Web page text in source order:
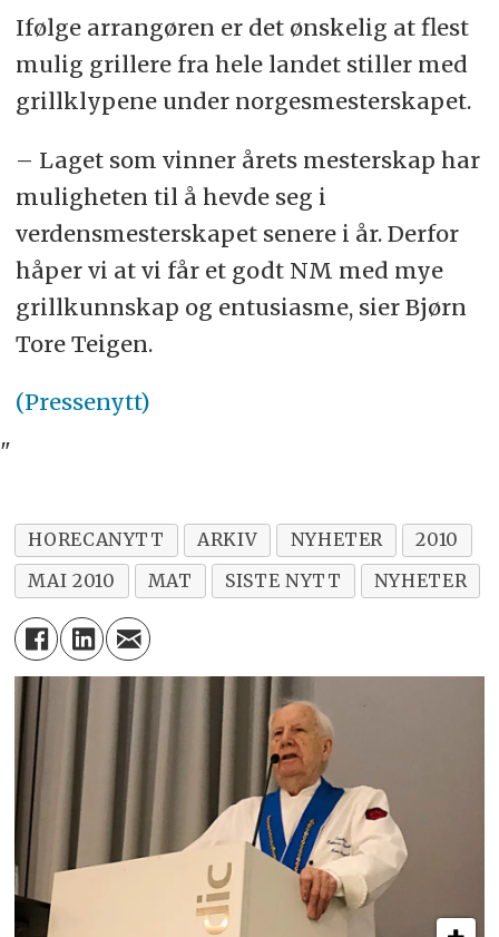
Ifølge arrangøren er det ønskelig at flest
mulig grillere fra hele landet stiller med
grillklypene under norgesmesterskapet.
– Laget som vinner årets mesterskap har
muligheten til å hevde seg i
verdensmesterskapet senere i år. Derfor
håper vi at vi får et godt NM med mye
grillkunnskap og entusiasme, sier Bjørn
Tore Teigen.
(Pressenytt)
"
HORECANYTT ARKIV NYHETER
2010
MAI 2010
MAT SISTE NYTT NYHETER